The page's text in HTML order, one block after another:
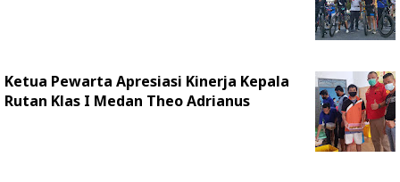
Ketua Pewarta Apresiasi Kinerja Kepala
Rutan Klas I Medan Theo Adrianus